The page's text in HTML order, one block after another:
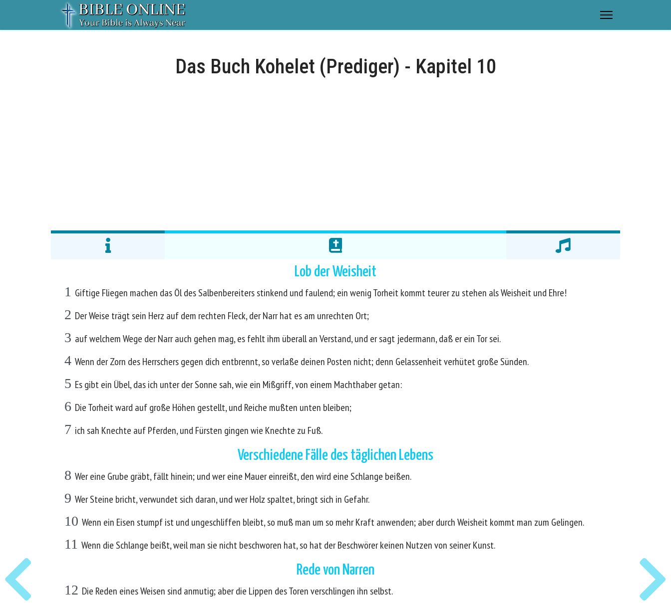
Das Buch Kohelet (Prediger) - Kapitel 10
Lob der Weisheit
1 Giftige Fliegen machen das Öl des Salbenbereiters stinkend und faulend; ein wenig Torheit kommt teurer zu stehen als Weisheit und Ehre!
2 Der Weise trägt sein Herz auf dem rechten Fleck, der Narr hat es am unrechten Ort;
3 auf welchem Wege der Narr auch gehen mag, es fehlt ihm überall an Verstand, und er sagt jedermann, daß er ein Tor sei.
4 Wenn der Zorn des Herrschers gegen dich entbrennt, so verlaße deinen Posten nicht; denn Gelassenheit verhütet große Sünden.
5 Es gibt ein Übel, das ich unter der Sonne sah, wie ein Mißgriff, von einem Machthaber getan:
6 Die Torheit ward auf große Höhen gestellt, und Reiche mußten unten bleiben;
7 ich sah Knechte auf Pferden, und Fürsten gingen wie Knechte zu Fuß.
Verschiedene Fälle des täglichen Lebens
8 Wer eine Grube gräbt, fällt hinein; und wer eine Mauer einreißt, den wird eine Schlange beißen.
9 Wer Steine bricht, verwundet sich daran, und wer Holz spaltet, bringt sich in Gefahr.
10 Wenn ein Eisen stumpf ist und ungeschliffen bleibt, so muß man um so mehr Kraft anwenden; aber durch Weisheit kommt man zum Gelingen.
11 Wenn die Schlange beißt, weil man sie nicht beschworen hat, so hat der Beschwörer keinen Nutzen von seiner Kunst.
Rede von Narren
12 Die Reden eines Weisen sind anmutig; aber die Lippen des Toren verschlingen ihn selbst.